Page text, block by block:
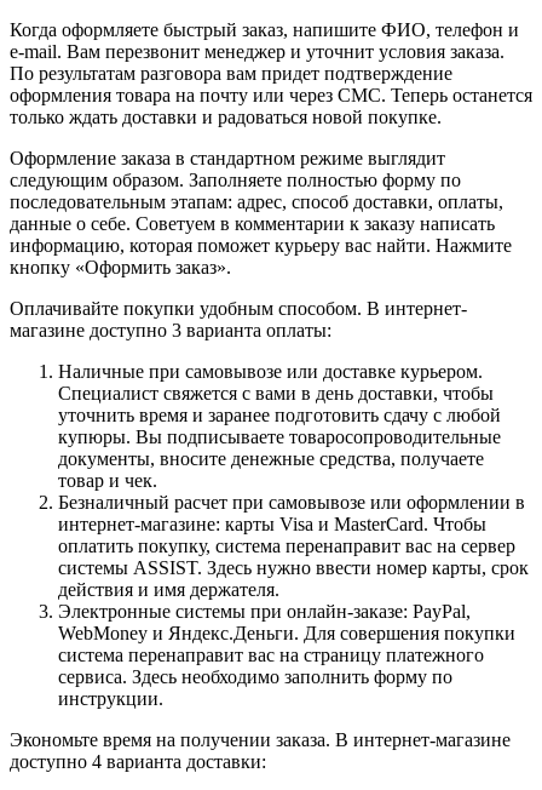
Когда оформляете быстрый заказ, напишите ФИО, телефон и
e-mail. Вам перезвонит менеджер и уточнит условия заказа.
По результатам разговора вам придет подтверждение
оформления товара на почту или через СМС. Теперь останется
только ждать доставки и радоваться новой покупке.
Оформление заказа в стандартном режиме выглядит
следующим образом. Заполняете полностью форму по
последовательным этапам: адрес, способ доставки, оплаты,
данные о себе. Советуем в комментарии к заказу написать
информацию, которая поможет курьеру вас найти. Нажмите
кнопку «Оформить заказ».
Оплачивайте покупки удобным способом. В интернет-
магазине доступно 3 варианта оплаты:
Наличные при самовывозе или доставке курьером.
Специалист свяжется с вами в день доставки, чтобы
уточнить время и заранее подготовить сдачу с любой
купюры. Вы подписываете товаросопроводительные
документы, вносите денежные средства, получаете
товар и чек.
Безналичный расчет при самовывозе или оформлении в
интернет-магазине: карты Visa и MasterCard. Чтобы
оплатить покупку, система перенаправит вас на сервер
системы ASSIST. Здесь нужно ввести номер карты, срок
действия и имя держателя.
Электронные системы при онлайн-заказе: PayPal,
WebMoney и Яндекс.Деньги. Для совершения покупки
система перенаправит вас на страницу платежного
сервиса. Здесь необходимо заполнить форму по
инструкции.
Экономьте время на получении заказа. В интернет-магазине
доступно 4 варианта доставки: